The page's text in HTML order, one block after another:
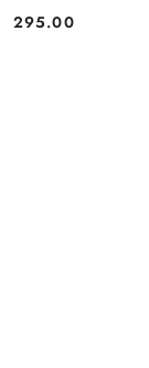
Cena:
295.00